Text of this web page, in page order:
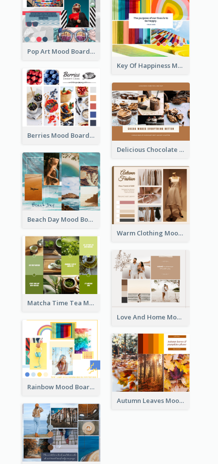
Pop Art Mood Board
Key Of Happiness Mood Board
Berries Mood Board
Delicious Chocolate Mood Board
Beach Day Mood Board
Warm Clothing Mood Board
Matcha Time Tea Mood Board
Love And Home Mood Board
Rainbow Mood Board
Autumn Leaves Mood Board